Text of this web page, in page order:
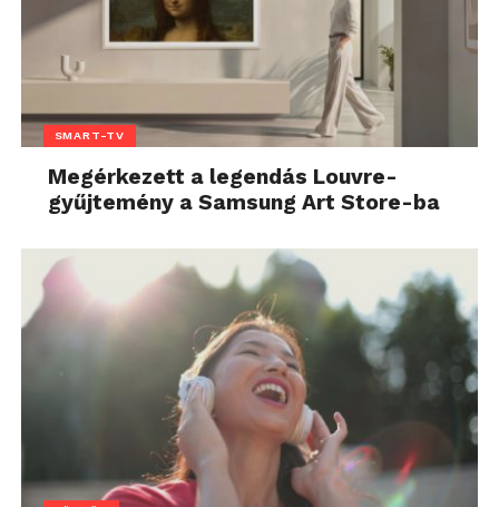
SMART-TV
Megérkezett a legendás Louvre-
gyűjtemény a Samsung Art Store-ba